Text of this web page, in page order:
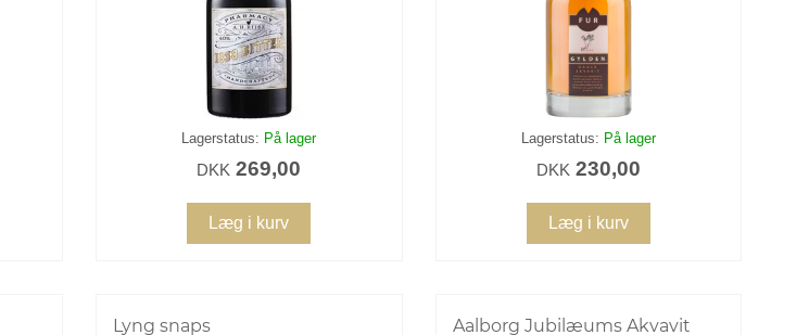
Lagerstatus: På lager
DKK 269,00
Læg i kurv
Lagerstatus: På lager
DKK 230,00
Læg i kurv
Lyng snaps Aalborg Jubilæums Akvavit